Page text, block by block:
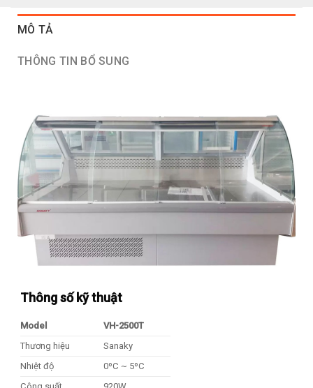
MÔ TẢ
THÔNG TIN BỔ SUNG
Thông số kỹ thuật
Model
VH-2500T
Thương hiệu
Sanaky
Nhiệt độ
0ºC ~ 5ºC